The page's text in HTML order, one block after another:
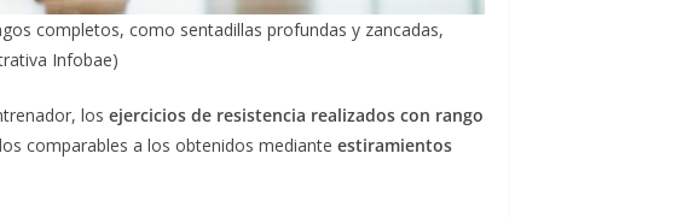
completos, como sentadillas profundas y zancadas,
Infobae)
los ejercicios de resistencia realizados con rango
comparables a los obtenidos mediante estiramientos